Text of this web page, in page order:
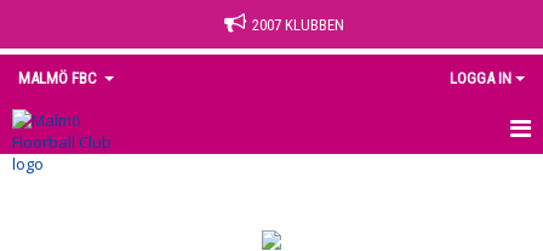
2007 KLUBBEN
MALMÖ FBC LOGGA IN
HEM